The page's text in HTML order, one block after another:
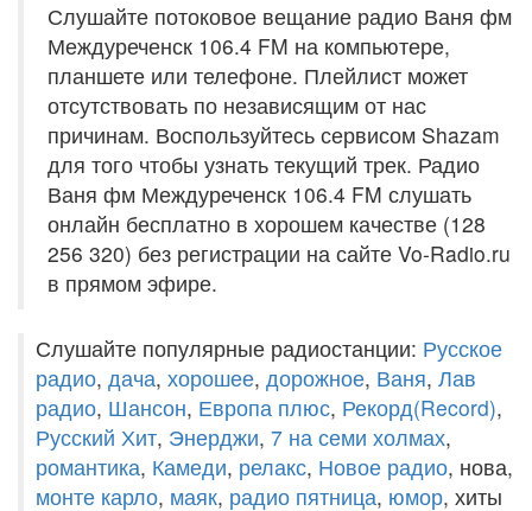
Слушайте потоковое вещание радио Ваня фм
Междуреченск 106.4 FM на компьютере,
планшете или телефоне. Плейлист может
отсутствовать по независящим от нас
причинам. Воспользуйтесь сервисом Shazam
для того чтобы узнать текущий трек. Радио
Ваня фм Междуреченск 106.4 FM слушать
онлайн бесплатно в хорошем качестве (128
256 320) без регистрации на сайте Vo-Radio.ru
в прямом эфире.
Слушайте популярные радиостанции: Русское
радио, дача, хорошее, дорожное, Ваня, Лав
радио, Шансон, Европа плюс, Рекорд(Record),
Русский Хит, Энерджи, 7 на семи холмах,
романтика, Камеди, релакс, Новое радио, нова,
монте карло, маяк, радио пятница, юмор, хиты